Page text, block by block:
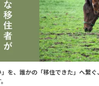
を、誰かの「移住できた」へ繋ぐ